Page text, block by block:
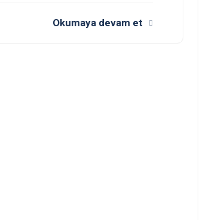
Okumaya devam et